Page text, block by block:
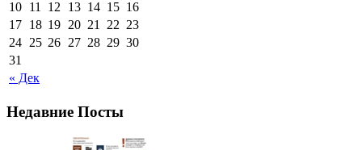
« Дек
10 11 12 13 14 15 16
17 18 19 20 21 22 23
24 25 26 27 28 29 30
31
Недавние Посты